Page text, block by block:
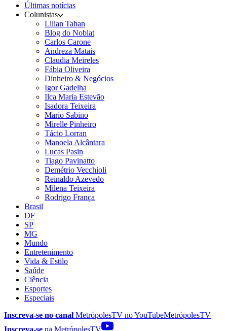
Últimas notícias
Colunistas
Lilian Tahan
Blog do Noblat
Carlos Carone
Andreza Matais
Claudia Meireles
Fábia Oliveira
Dinheiro & Negócios
Igor Gadelha
Ilca Maria Estevão
Isadora Teixeira
Mario Sabino
Mirelle Pinheiro
Tácio Lorran
Manoela Alcântara
Lucas Pasin
Tiago Pavinatto
Demétrio Vecchioli
Reinaldo Azevedo
Milena Teixeira
Rodrigo França
Brasil
DF
SP
MG
Mundo
Entretenimento
Vida & Estilo
Saúde
Ciência
Esportes
Especiais
Inscreva-se no canal MetrópolesTV noYouTubeMetrópolesTV
Inscreva-se na MetrópolesTV